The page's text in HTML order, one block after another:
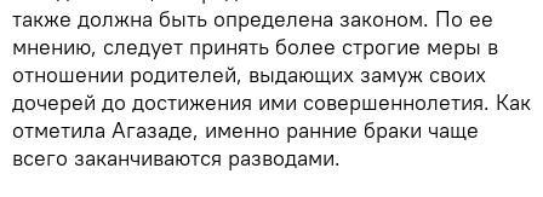
также должна быть определена законом. По ее
мнению, следует принять более строгие меры в
отношении родителей, выдающих замуж своих
дочерей до достижения ими совершеннолетия. Как
отметила Агазаде, именно ранние браки чаще
всего заканчиваются разводами.